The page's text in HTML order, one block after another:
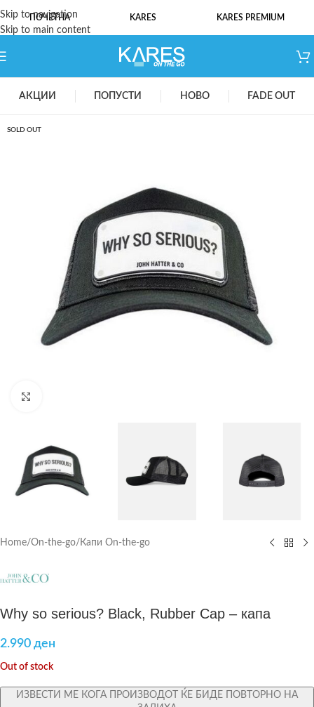
Skip to navigation
Skip to main content
ПОЧЕТНА KARES KARES PREMIUM
АКЦИИ ПОПУСТИ НОВО FADE OUT
SOLD OUT
Home/On-the-go/ Капи On-the-go
Why so serious? Black, Rubber Cap – капа
2.990 ден
Out of stock
ИЗВЕСТИ МЕ КОГА ПРОИЗВОДОТ ЌЕ БИДЕ ПОВТОРНО НА